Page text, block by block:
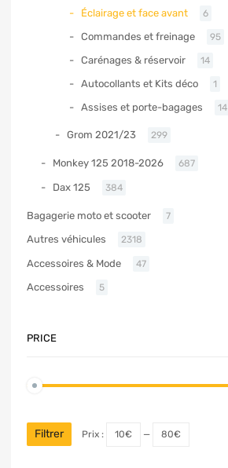
Éclairage et face avant 6
Commandes et freinage 95
Carénages & réservoir 14
Autocollants et Kits déco 1
Assises et porte-bagages 14
Grom 2021/23 299
Monkey 125 2018-2026 687
Dax 125 384
Bagagerie moto et scooter 7
Autres véhicules 2318
Accessoires & Mode 47
Accessoires 5
PRICE
Filtrer Prix : 10€ — 80€